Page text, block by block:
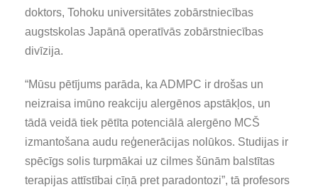
doktors, Tohoku universitātes zobārstniecības
augstskolas Japānā operatīvās zobārstniecības
divīzija.
“Mūsu pētījums parāda, ka ADMPC ir drošas un
neizraisa imūno reakciju alergēnos apstākļos, un
tādā veidā tiek pētīta potenciālā alergēno MCŠ
izmantošana audu reģenerācijas nolūkos. Studijas ir
spēcīgs solis turpmākai uz cilmes šūnām balstītas
terapijas attīstībai cīņā pret paradontozi”, tā profesors